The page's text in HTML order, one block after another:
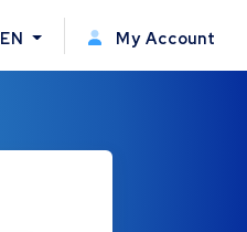
EN My Account